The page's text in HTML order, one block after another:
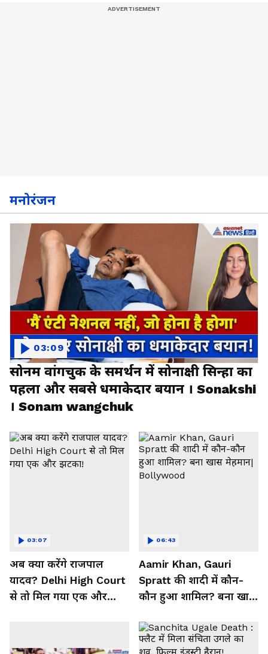
मनोरंजन
सोनम वांगचुक के समर्थन में सोनाक्षी सिन्हा का
पहला और सबसे धमाकेदार बयान । Sonakshi
। Sonam wangchuk
03:09
अब क्या करेंगे राजपाल
यादव? Delhi High Court
से तो मिल गया एक और
03:07
Aamir Khan, Gauri
Spratt की शादी में कौन-
कौन हुआ शामिल? बना खास
06:43